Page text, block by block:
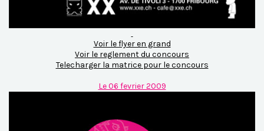
Voir le flyer en grand
Voir le reglement du concours
Telecharger la matrice pour le concours
Le 06 fevrier 2009